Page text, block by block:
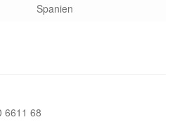
Spanien
6611 68